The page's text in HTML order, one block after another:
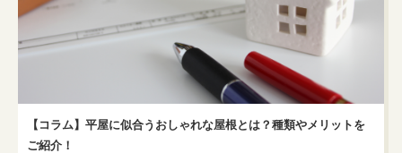
【コラム】平屋に似合うおしゃれな屋根とは？種類やメリットを
ご紹介！